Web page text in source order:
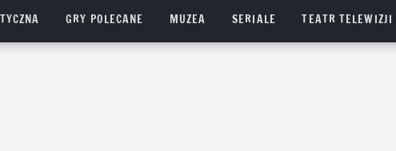
GRY POLECANE MUZEA SERIALE TEATR TELEWIZJI